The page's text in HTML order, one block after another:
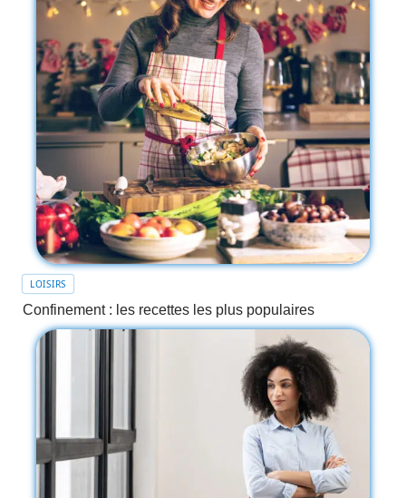
LOISIRS
Confinement : les recettes les plus populaires